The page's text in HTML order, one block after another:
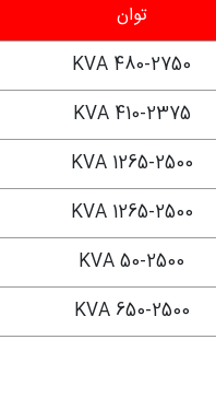
توان
480-2750 KVA
410-2375 KVA
1265-2500 KVA
1265-2500 KVA
50-2500 KVA
650-2500 KVA